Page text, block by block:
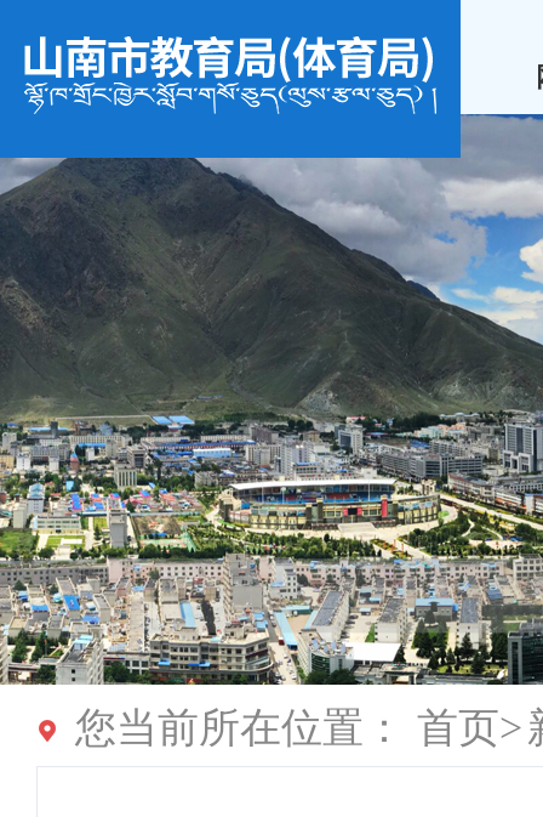
您当前所在位置： 首页>